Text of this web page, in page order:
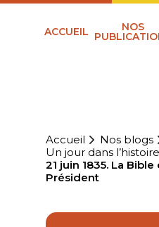
ACCUEIL NOS
Accueil
Nos blogs
Un jour dans l’histoire
21 juin 1835. La
Président